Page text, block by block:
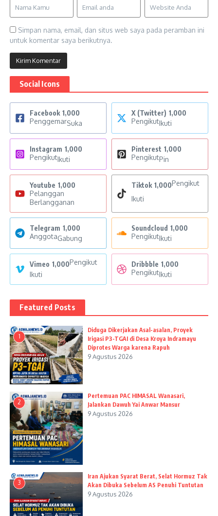
Simpan nama, email, dan situs web saya pada peramban ini
untuk komentar saya berikutnya.
Social Icons
Facebook 1,000
PenggemarSuka
X (Twitter) 1,000
PengikutIkuti
Instagram 1,000
PengikutIkuti
Pinterest 1,000
PengikutPin
Youtube 1,000
Pelanggan
Berlangganan
Tiktok 1,000Pengikut
Ikuti
Telegram 1,000
AnggotaGabung
Soundcloud 1,000
PengikutIkuti
Vimeo 1,000Pengikut
Ikuti
Dribbble 1,000
PengikutIkuti
Featured Posts
1
Diduga Dikerjakan Asal-asalan, Proyek
Irigasi P3-TGAI di Desa Kroya Indramayu
Diprotes Warga karena Rapuh
9 Agustus 2026
2
Pertemuan PAC HIMASAL Wanasari,
Jalankan Dawuh Yai Anwar Mansur
9 Agustus 2026
3
Iran Ajukan Syarat Berat, Selat Hormuz Tak
Akan Dibuka Sebelum AS Penuhi Tuntutan
9 Agustus 2026